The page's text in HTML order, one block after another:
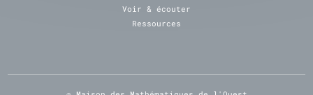
Voir & écouter
Ressources